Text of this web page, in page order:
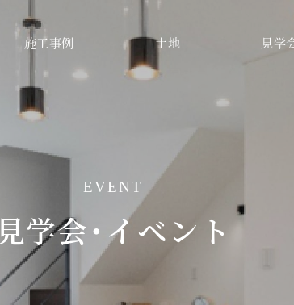
EVENT
見学会・イベント
施工事例 土地 見学